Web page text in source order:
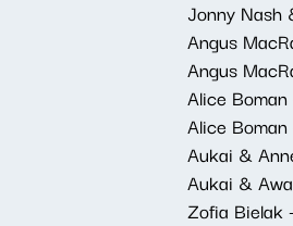
Jonny Nash
Angus
Angus
Alice
Alice
Aukai &
Aukai &
Zofia Bielak